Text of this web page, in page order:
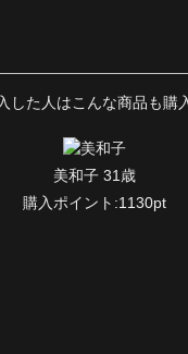
した人はこんな商品も購
美和子 31歳
購入ポイント:1130pt